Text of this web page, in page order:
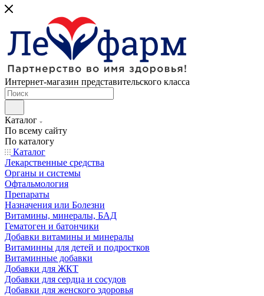
Интернет-магазин представительского класса
Каталог
По всему сайту
По каталогу
Каталог
Лекарственные средства
Органы и системы
Офтальмология
Препараты
Назначения или Болезни
Витамины, минералы, БАД
Гематоген и батончики
Добавки витамины и минералы
Витаминны для детей и подростков
Витаминные добавки
Добавки для ЖКТ
Добавки для сердца и сосудов
Добавки для женского здоровья